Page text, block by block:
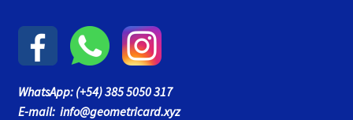
WhatsApp: (+54) 385 5050 317
E-mail: info@geometricard.xyz